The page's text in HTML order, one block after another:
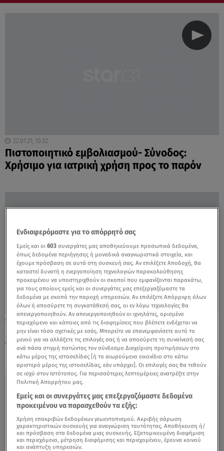
22.01.21, 10:32
Πιστοποιητικό εμβολιασμού- Σύνοδος:
Χρήσιμο για ιατρική χρήση προς το παρόν
10.07.20, 12:40
ΕΕ: Στο επίκεντρο της Συνόδου των ΥΠΕΞ η
τουρκική προκλητικότητα
Ενδιαφερόμαστε για το απόρρητό σας
Εμείς και οι603 συνεργάτες μας αποθηκεύουμε προσωπικά δεδομένα,
όπως δεδομένα περιήγησης ή μοναδικά αναγνωριστικά στοιχεία, και
έχουμε πρόσβαση σε αυτά στη συσκευή σας. Αν επιλέξετε Αποδοχή, θα
καταστεί δυνατή η ενεργοποίηση τεχνολογιών παρακολούθησης
προκειμένου να υποστηριχθούν οι σκοποί που εμφανίζονται παρακάτω,
για τους οποίους εμείς και οι συνεργάτες μας επεξεργαζόμαστε τα
δεδομένα με σκοπό την παροχή υπηρεσιών. Αν επιλέξετε Απόρριψη όλων
όλων ή αποσύρετε τη συγκατάθεσή σας, οι εν λόγω τεχνολογίες θα
απενεργοποιηθούν. Αν απενεργοποιηθούν οι ιχνηλάτες, ορισμένο
περιεχόμενο και κάποιες από τις διαφημίσεις που βλέπετε ενδέχεται να
μην είναι τόσο σχετικές με εσάς. Μπορείτε να επανεμφανίσετε αυτό το
μενού για να αλλάξετε τις επιλογές σας ή να αποσύρετε τη συναίνεσή σας
ανά πάσα στιγμή πατώντας τον σύνδεσμο Διαχείριση προτιμήσεων στο
κάτω μέρος της ιστοσελίδας [ή το αιωρούμενο εικονίδιο στο κάτω
αριστερό μέρος της ιστοσελίδας, εάν υπάρχει]. Οι επιλογές σας θα τεθούν
σε ισχύ στον Ιστότοπος. Για περισσότερες λεπτομέρειες ανατρέξτε στην
Πολιτική Απορρήτου μας.
Εμείς και οι συνεργάτες μας επεξεργαζόμαστε δεδομένα
προκειμένου να παρασχεθούν τα εξής:
Χρήση επακριβών δεδομένων γεωεντοπισμού. Ακριβής σάρωση
χαρακτηριστικών συσκευής για αναγνώριση ταυτότητας. Αποθήκευση ή/
και πρόσβαση στα δεδομένα μιας συσκευής. Εξατομικευμένη διαφήμιση
και περιεχόμενο, μέτρηση διαφήμισης και περιεχομένου, έρευνα κοινού
και ανάπτυξη υπηρεσιών.